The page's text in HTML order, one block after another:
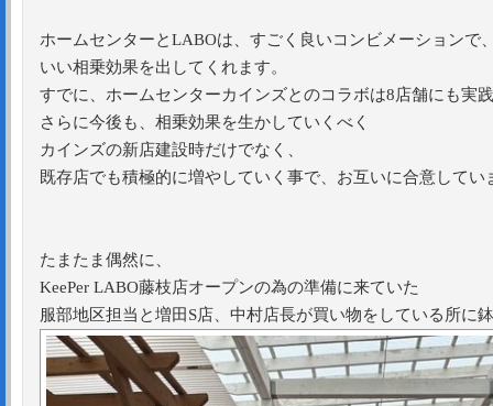
ホームセンターとLABOは、すごく良いコンビメーションで
いい相乗効果を出してくれます。
すでに、ホームセンターカインズとのコラボは8店舗にも実
さらに今後も、相乗効果を生かしていくべく
カインズの新店建設時だけでなく、
既存店でも積極的に増やしていく事で、お互いに合意してい
たまたま偶然に、
KeePer LABO藤枝店オープンの為の準備に来ていた
服部地区担当と増田S店、中村店長が買い物をしている所に